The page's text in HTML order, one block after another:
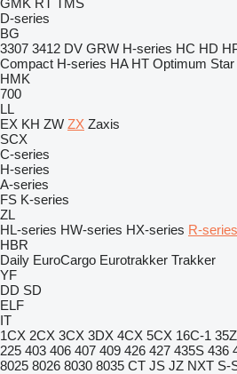
GMK RT TMS
D-series
BG
3307 3412 DV GRW H-series HC HD
Compact H-series HA HT Optimum Star
HMK
700
LL
EX KH ZW ZX Zaxis
SCX
C-series
H-series
A-series
FS K-series
ZL
HL-series HW-series HX-series R-series
HBR
Daily EuroCargo Eurotrakker Trakker
YF
DD SD
ELF
IT
1CX 2CX 3CX 3DX 4CX 5CX 16C-1
225 403 406 407 409 426 427 435S 436
8025 8026 8030 8035 CT JS JZ NXT S-